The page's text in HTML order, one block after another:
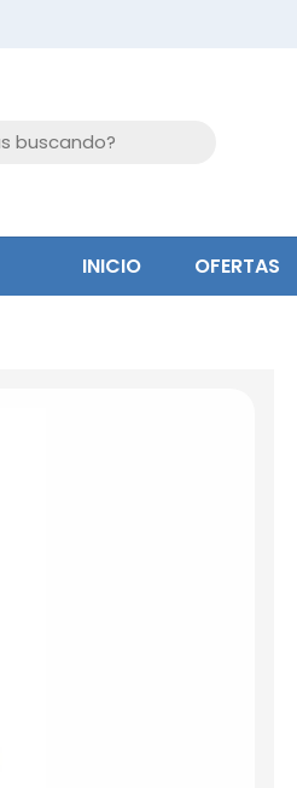
INICIO OFERTAS